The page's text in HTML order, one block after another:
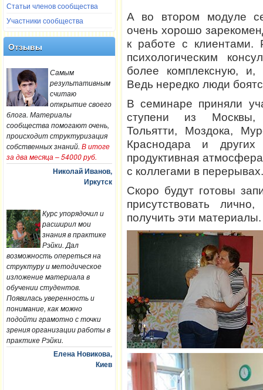
Статьи членов сообщества
Участники сообщества
Отзывы
Самым
результативным
считаю
открытие своего
блога. Материалы
сообщества помогают очень,
происходит структуризация
собственных знаний. В итоге
за два месяца – 54000 руб.
Николай Иванов,
Иркутск
Курс упорядочил и
расширил мои
знания в практике
Рэйки. Дал
возможность опереться на
структуру и методическое
изложение материала в
обучении студентов.
Появилась уверенность и
понимание, как можно
подойти грамотно с точки
зрения организации работы в
практике Рэйки.
Елена Новикова,
Киев
А во втором модуле
очень хорошо
к работе с клиентами.
психологическим
более комплексную, и,
Ведь нередко люди
В семинаре приняли
ступени из Москвы,
Тольятти, Моздока,
Краснодара и
продуктивная
с коллегами в перерывах.
Скоро будут готовы
присутствовать
получить эти